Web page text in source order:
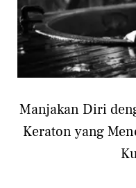
Manjakan Diri
Keraton yang